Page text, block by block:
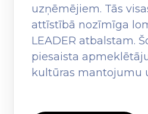
uzņēmējiem. Tās
attīstībā nozīmīga
LEADER atbalstam.
piesaista
kultūras mantojumu